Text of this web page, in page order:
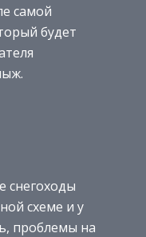
самой
будет
снегоходы
схеме и у
проблемы на